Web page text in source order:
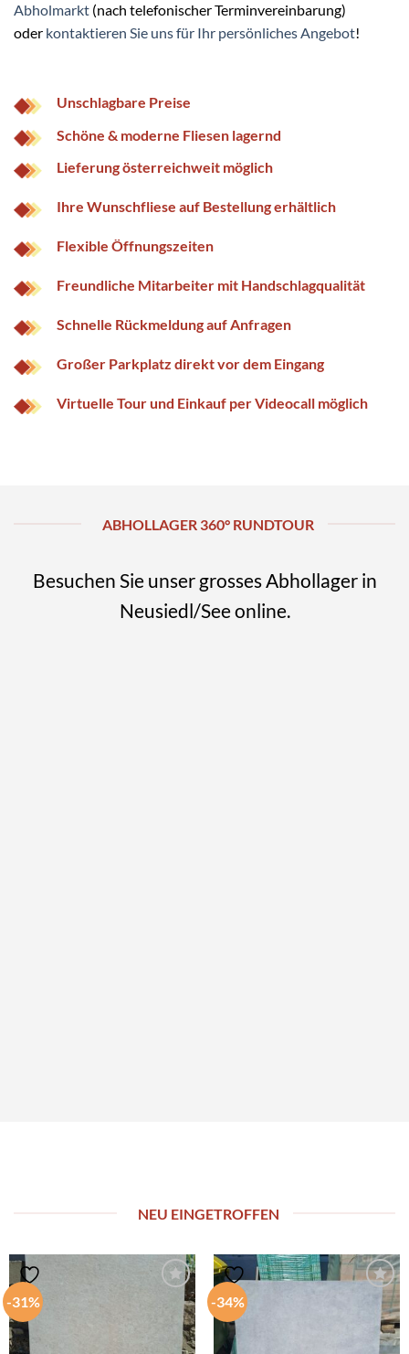
Abholmarkt (nach telefonischer Terminvereinbarung)
oder kontaktieren Sie uns für Ihr persönliches Angebot!
Unschlagbare Preise
Schöne & moderne Fliesen lagernd
Lieferung österreichweit möglich
Ihre Wunschfliese auf Bestellung erhältlich
Flexible Öffnungszeiten
Freundliche Mitarbeiter mit Handschlagqualität
Schnelle Rückmeldung auf Anfragen
Großer Parkplatz direkt vor dem Eingang
Virtuelle Tour und Einkauf per Videocall möglich
ABHOLLAGER 360° RUNDTOUR
Besuchen Sie unser grosses Abhollager in
Neusiedl/See online.
NEU EINGETROFFEN
-31% -34%